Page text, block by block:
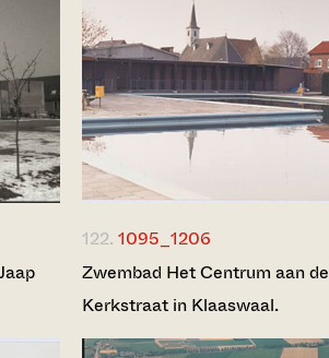
122. 1095_1206
Zwembad Het Centrum aan de
Kerkstraat in Klaaswaal.